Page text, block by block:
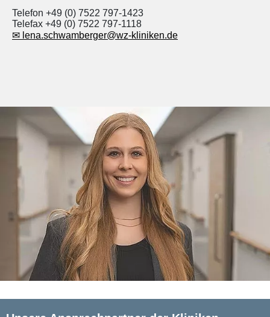
Telefon +49 (0) 7522 797-1423
Telefax +49 (0) 7522 797-1118
✉ lena.schwamberger@wz-kliniken.de